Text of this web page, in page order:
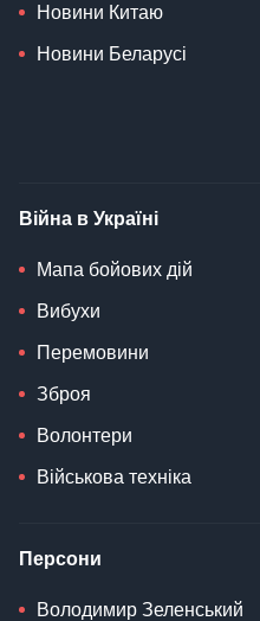
Новини Китаю
Новини Беларусі
Війна в Україні
Мапа бойових дій
Вибухи
Перемовини
Зброя
Волонтери
Військова техніка
Персони
Володимир Зеленський